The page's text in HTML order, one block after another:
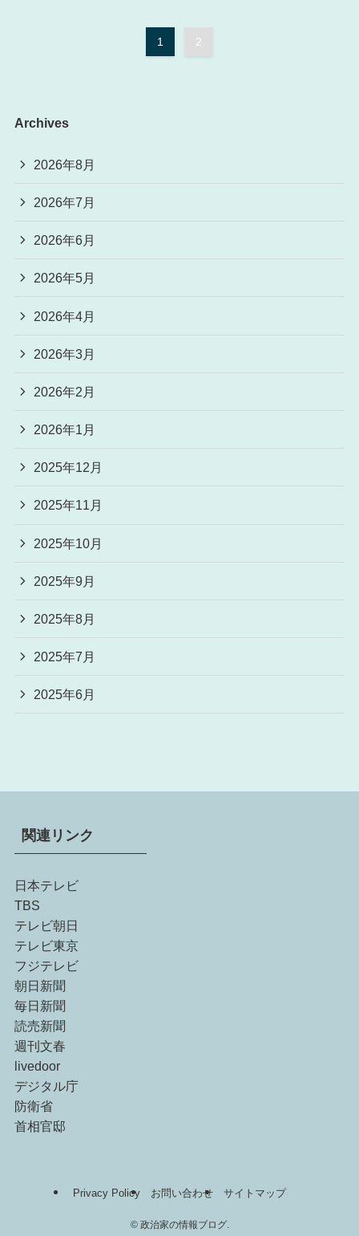
1 2
Archives
2026年8月
2026年7月
2026年6月
2026年5月
2026年4月
2026年3月
2026年2月
2026年1月
2025年12月
2025年11月
2025年10月
2025年9月
2025年8月
2025年7月
2025年6月
関連リンク
日本テレビ
TBS
テレビ朝日
テレビ東京
フジテレビ
朝日新聞
毎日新聞
読売新聞
週刊文春
livedoor
デジタル庁
防衛省
首相官邸
Privacy Policy お問い合わせ サイトマップ
©政治家の情報ブログ.